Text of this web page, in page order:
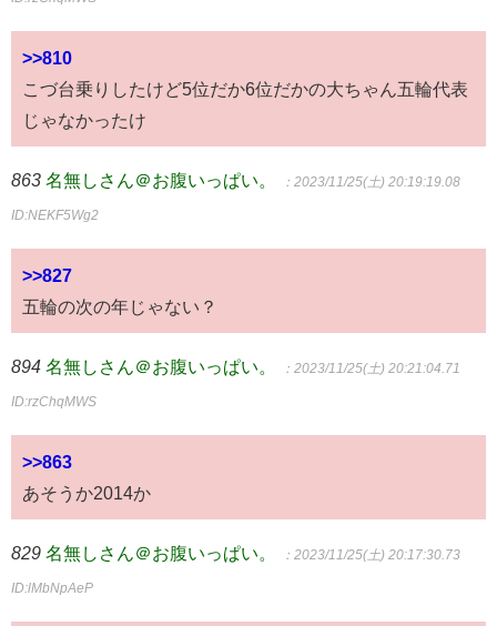
>>810
こづ台乗りしたけど5位だか6位だかの大ちゃん五輪代表
じゃなかったけ
863 名無しさん＠お腹いっぱい。 ：2023/11/25(土) 20:19:19.08
ID:NEKF5Wg2
>>827
五輪の次の年じゃない？
894 名無しさん＠お腹いっぱい。 ：2023/11/25(土) 20:21:04.71
ID:rzChqMWS
>>863
あそうか2014か
829 名無しさん＠お腹いっぱい。 ：2023/11/25(土) 20:17:30.73
ID:lMbNpAeP